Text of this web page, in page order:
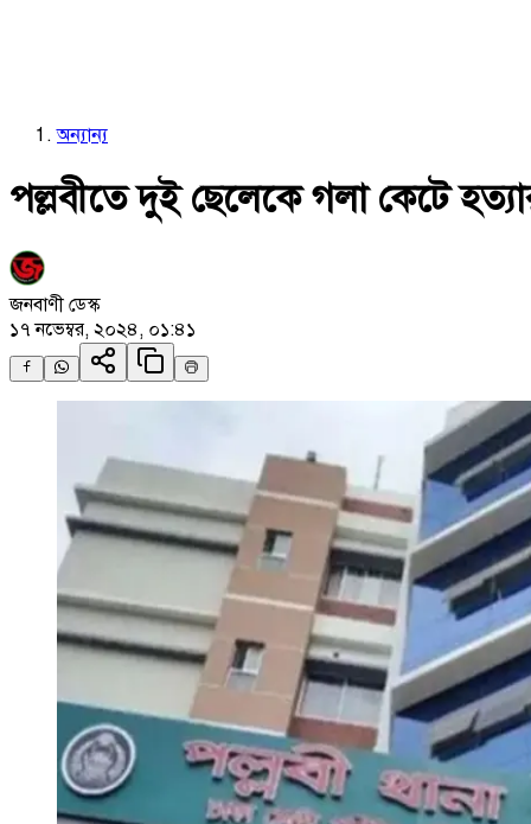
অন্যান্য
পল্লবীতে দুই ছেলেকে গলা কেটে
জনবাণী ডেস্ক
১৭ নভেম্বর, ২০২৪, ০১:৪১